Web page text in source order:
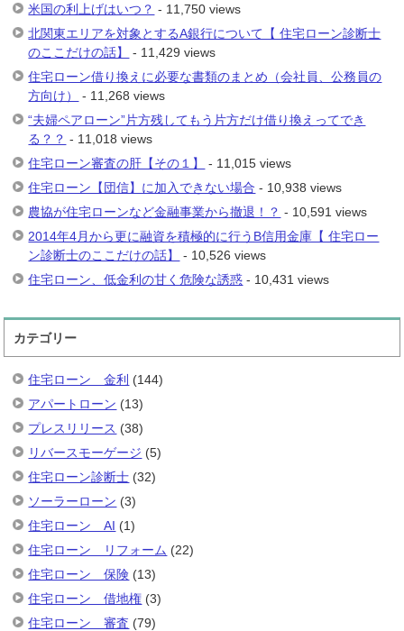
米国の利上げはいつ？ - 11,750 views
北関東エリアを対象とするA銀行について【 住宅ローン診断士
のここだけの話】
- 11,429 views
住宅ローン借り換えに必要な書類のまとめ（会社員、公務員の
方向け）
- 11,268 views
“夫婦ペアローン”片方残してもう片方だけ借り換えってでき
る？？ - 11,018 views
住宅ローン審査の肝【その１】
- 11,015 views
住宅ローン【団信】に加入できない場合 - 10,938 views
農協が住宅ローンなど金融事業から撤退！？ - 10,591 views
2014年4月から更に融資を積極的に行うB信用金庫【 住宅ロー
ン診断士のここだけの話】
- 10,526 views
住宅ローン、低金利の甘く危険な誘惑 - 10,431 views
カテゴリー
住宅ローン 金利 (144)
アパートローン (13)
プレスリリース (38)
リバースモーゲージ (5)
住宅ローン診断士 (32)
ソーラーローン (3)
住宅ローン AI (1)
住宅ローン リフォーム (22)
住宅ローン 保険 (13)
住宅ローン 借地権 (3)
住宅ローン 審査 (79)